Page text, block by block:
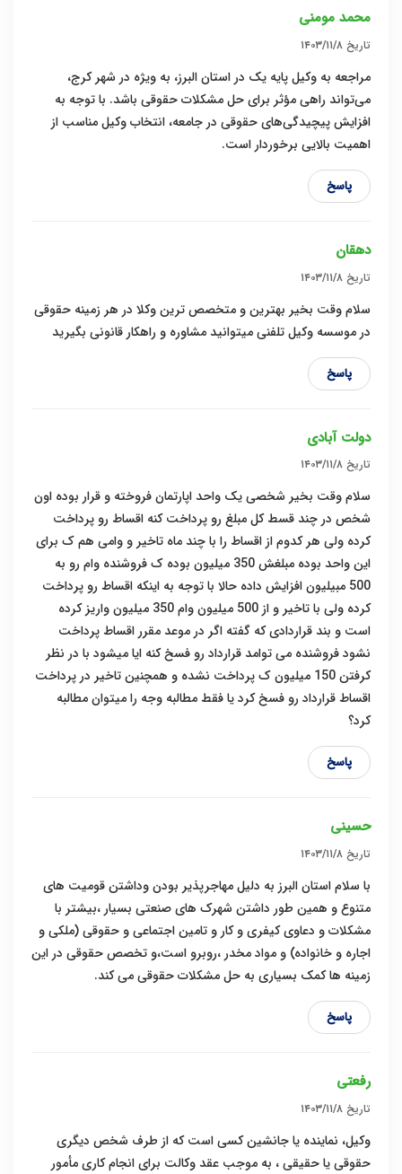
محمد مومنی
تاریخ ۱۴۰۳/۱۱/۸
مراجعه به وکیل پایه یک در استان البرز، به ویژه در شهر کرج،
می‌تواند راهی مؤثر برای حل مشکلات حقوقی باشد. با توجه به
افزایش پیچیدگی‌های حقوقی در جامعه، انتخاب وکیل مناسب از
اهمیت بالایی برخوردار است.
پاسخ
دهقان
تاریخ ۱۴۰۳/۱۱/۸
سلام وقت بخیر بهترین و متخصص ترین وکلا در هر زمینه حقوقی
در موسسه وکیل تلفنی میتوانید مشاوره و راهکار قانونی بگیرید
پاسخ
دولت آبادی
تاریخ ۱۴۰۳/۱۱/۸
سلام وقت بخیر شخصی یک واحد اپارتمان فروخته و قرار بوده اون
شخص در چند قسط کل مبلغ رو پرداخت کنه اقساط رو پرداخت
کرده ولی هر کدوم از اقساط را با چند ماه تاخیر و وامی هم ک برای
این واحد بوده مبلغش 350 میلیون بوده ک فروشنده وام رو به
500 مبیلیون افزایش داده حالا با توجه به اینکه اقساط رو پرداخت
کرده ولی با تاخیر و از 500 میلیون وام 350 میلیون واریز کرده
است و بند قراردادی که گفته اگر در موعد مقرر اقساط پرداخت
نشود فروشنده می توامد قرارداد رو فسخ کنه ایا میشود با در نظر
کرفتن 150 میلیون ک پرداخت نشده و همچنین تاخیر در پرداخت
اقساط قرارداد رو فسخ کرد یا فقط مطالبه وجه را میتوان مطالبه
کرد؟
پاسخ
حسینی
تاریخ ۱۴۰۳/۱۱/۸
با سلام استان البرز به دلیل مهاجرپذیر بودن وداشتن قومیت های
متنوع و همین طور داشتن شهرک های صنعتی بسیار ،بیشتر با
مشکلات و دعاوی کیفری و کار و تامین اجتماعی و حقوقی (ملکی و
اجاره و خانواده) و مواد مخدر ،روبرو است،و تخصص حقوقی در این
زمینه ها کمک بسیاری به حل مشکلات حقوقی می کند.
پاسخ
رفعتی
تاریخ ۱۴۰۳/۱۱/۸
وکیل، نماینده یا جانشین کسی است که از طرف شخص دیگری
حقوقی یا حقیقی ، به موجب عقد وکالت برای انجام کاری مأمور